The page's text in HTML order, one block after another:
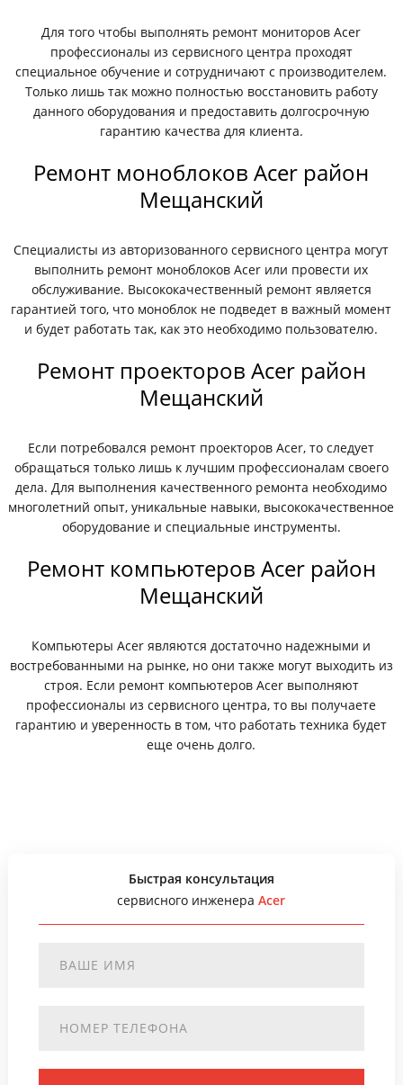
Для того чтобы выполнять ремонт мониторов Acer
профессионалы из сервисного центра проходят
специальное обучение и сотрудничают с производителем.
Только лишь так можно полностью восстановить работу
данного оборудования и предоставить долгосрочную
гарантию качества для клиента.
Ремонт моноблоков Acer район
Мещанский
Специалисты из авторизованного сервисного центра могут
выполнить ремонт моноблоков Acer или провести их
обслуживание. Высококачественный ремонт является
гарантией того, что моноблок не подведет в важный момент
и будет работать так, как это необходимо пользователю.
Ремонт проекторов Acer район
Мещанский
Если потребовался ремонт проекторов Acer, то следует
обращаться только лишь к лучшим профессионалам своего
дела. Для выполнения качественного ремонта необходимо
многолетний опыт, уникальные навыки, высококачественное
оборудование и специальные инструменты.
Ремонт компьютеров Acer район
Мещанский
Компьютеры Acer являются достаточно надежными и
востребованными на рынке, но они также могут выходить из
строя. Если ремонт компьютеров Acer выполняют
профессионалы из сервисного центра, то вы получаете
гарантию и уверенность в том, что работать техника будет
еще очень долго.
Быстрая консультация
сервисного инженераAcer